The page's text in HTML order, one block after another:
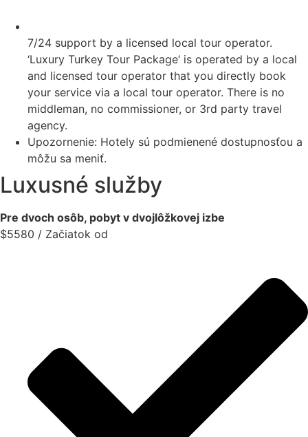
7/24 support by a licensed local tour operator.
‘Luxury Turkey Tour Package‘ is operated by a local
and licensed tour operator that you directly book
your service via a local tour operator. There is no
middleman, no commissioner, or 3rd party travel
agency.
Upozornenie: Hotely sú podmienené dostupnosťou a
môžu sa meniť.
Luxusné služby
Pre dvoch osôb, pobyt v dvojlôžkovej izbe
$5580 / Začiatok od